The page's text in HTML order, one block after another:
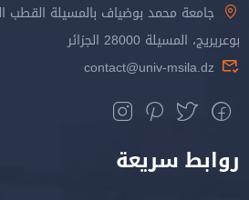
جامعة محمد بوضياف بالمسيلة القطب
بوعريريج، المسيلة 28000 الجزائر
contact@univ-msila.dz
روابط سريعة